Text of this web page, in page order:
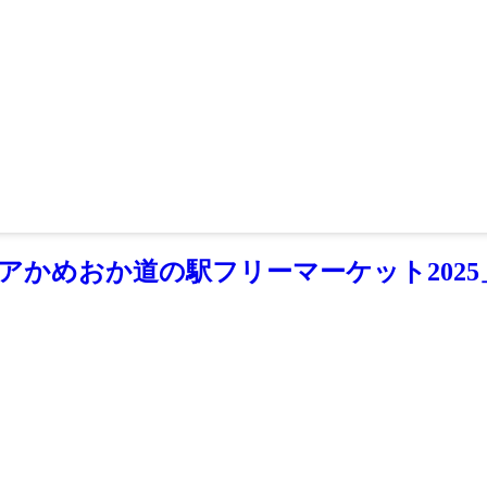
かめおか道の駅フリーマーケット2025